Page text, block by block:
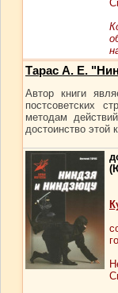
Тарас А. Е.
Автор книги
постсоветских
методам
достоинство этой